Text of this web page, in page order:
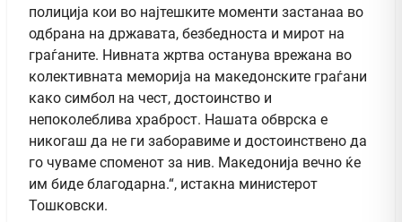
полиција кои во најтешките моменти застанаа во
одбрана на државата, безбедноста и мирот на
граѓаните. Нивната жртва останува врежана во
колективната меморија на македонските граѓани
како симбол на чест, достоинство и
непоколеблива храброст. Нашата обврска е
никогаш да не ги заборавиме и достоинствено да
го чуваме споменот за нив. Македонија вечно ќе
им биде благодарна.“, истакна министерот
Тошковски.